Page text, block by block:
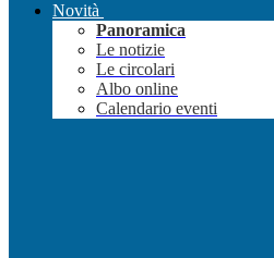
Novità
Panoramica
Le notizie
Le circolari
Albo online
Calendario eventi